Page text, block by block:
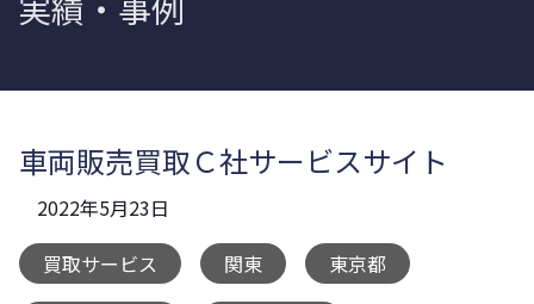
車両販売買取Ｃ社サービスサイト
2022年5月23日
買取サービス
関東 東京都